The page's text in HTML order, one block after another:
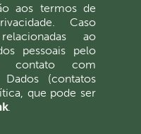
aos termos de
Caso
ao
pessoais pelo
contato com
(contatos
que pode ser
.